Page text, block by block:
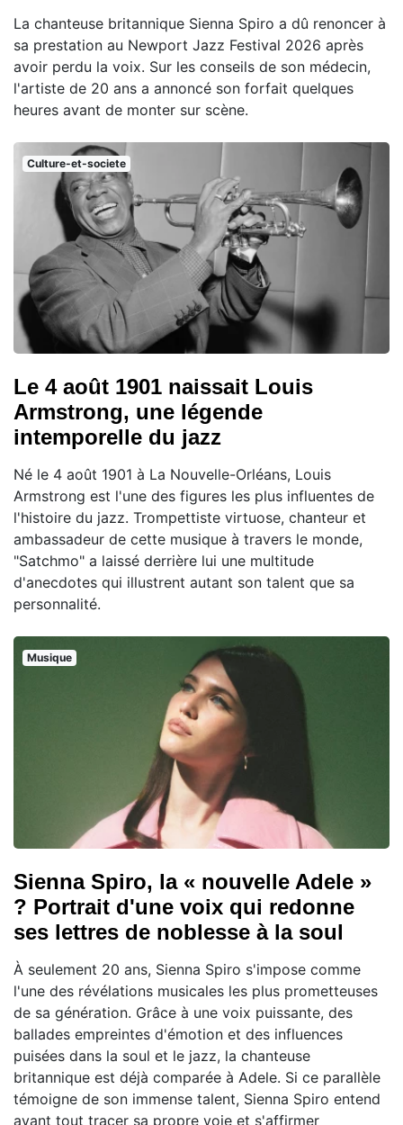
La chanteuse britannique Sienna Spiro a dû renoncer à
sa prestation au Newport Jazz Festival 2026 après
avoir perdu la voix. Sur les conseils de son médecin,
l'artiste de 20 ans a annoncé son forfait quelques
heures avant de monter sur scène.
Culture-et-societe
Le 4 août 1901 naissait Louis
Armstrong, une légende
intemporelle du jazz
Né le 4 août 1901 à La Nouvelle-Orléans, Louis
Armstrong est l'une des figures les plus influentes de
l'histoire du jazz. Trompettiste virtuose, chanteur et
ambassadeur de cette musique à travers le monde,
"Satchmo" a laissé derrière lui une multitude
d'anecdotes qui illustrent autant son talent que sa
personnalité.
Musique
Sienna Spiro, la « nouvelle Adele »
? Portrait d'une voix qui redonne
ses lettres de noblesse à la soul
À seulement 20 ans, Sienna Spiro s'impose comme
l'une des révélations musicales les plus prometteuses
de sa génération. Grâce à une voix puissante, des
ballades empreintes d'émotion et des influences
puisées dans la soul et le jazz, la chanteuse
britannique est déjà comparée à Adele. Si ce parallèle
témoigne de son immense talent, Sienna Spiro entend
avant tout tracer sa propre voie et s'affirmer